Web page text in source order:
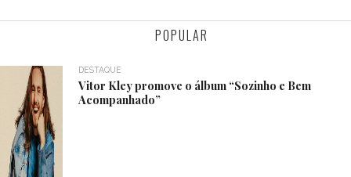
POPULAR
DESTAQUE
Vitor Kley promove o álbum “Sozinho e Bem
Acompanhado”